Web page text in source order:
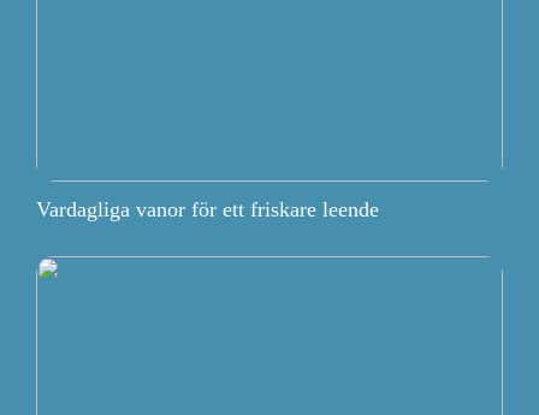
Vardagliga vanor för ett friskare leende